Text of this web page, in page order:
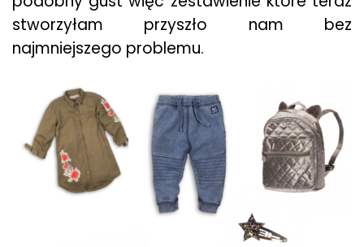
stworzyłam przyszło nam bez
najmniejszego problemu.